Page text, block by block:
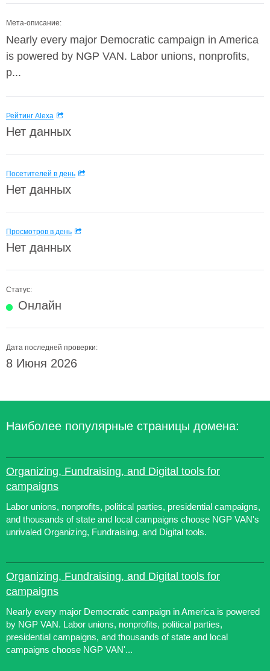
Мета-описание:
Nearly every major Democratic campaign in America
is powered by NGP VAN. Labor unions, nonprofits,
p...
Рейтинг Alexa
Нет данных
Посетителей в день
Нет данных
Просмотров в день
Нет данных
Статус:
Онлайн
Дата последней проверки:
8 Июня 2026
Наиболее популярные страницы домена:
Organizing, Fundraising, and Digital tools for
campaigns
Labor unions, nonprofits, political parties, presidential campaigns,
and thousands of state and local campaigns choose NGP VAN's
unrivaled Organizing, Fundraising, and Digital tools.
Organizing, Fundraising, and Digital tools for
campaigns
Nearly every major Democratic campaign in America is powered
by NGP VAN. Labor unions, nonprofits, political parties,
presidential campaigns, and thousands of state and local
campaigns choose NGP VAN'...